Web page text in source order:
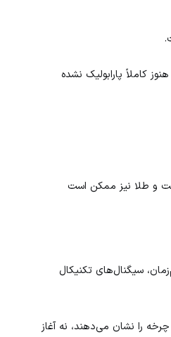
کاملاً پارابولیک نشده
و طلا نیز ممکن است
سیگنال‌های تکنیکال
را نشان می‌دهند، نه آغاز